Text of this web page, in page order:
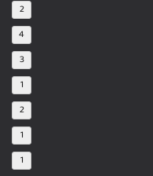
2
4
3
1
2
1
1